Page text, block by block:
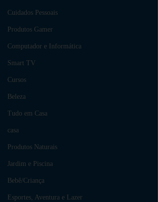
Cuidados Pessoais
Produtos Gamer
Computador e Informática
Smart TV
Cursos
Beleza
Tudo em Casa
casa
Produtos Naturais
Jardim e Piscina
Bebê/Criança
Esportes, Aventura e Lazer